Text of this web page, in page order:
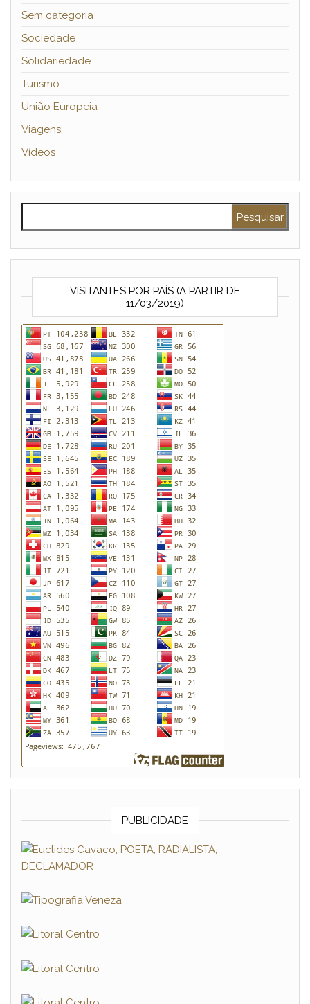
Sem categoria
Sociedade
Solidariedade
Turismo
União Europeia
Viagens
Vídeos
VISITANTES POR PAÍS (A PARTIR DE
11/03/2019)
PUBLICIDADE